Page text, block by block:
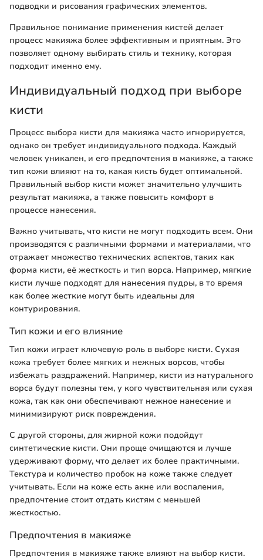
подводки и рисования графических элементов.
Правильное понимание применения кистей делает
процесс макияжа более эффективным и приятным. Это
позволяет одному выбирать стиль и технику, которая
подходит именно ему.
Индивидуальный подход при выборе
кисти
Процесс выбора кисти для макияжа часто игнорируется,
однако он требует индивидуального подхода. Каждый
человек уникален, и его предпочтения в макияже, а также
тип кожи влияют на то, какая кисть будет оптимальной.
Правильный выбор кисти может значительно улучшить
результат макияжа, а также повысить комфорт в
процессе нанесения.
Важно учитывать, что кисти не могут подходить всем. Они
производятся с различными формами и материалами, что
отражает множество технических аспектов, таких как
форма кисти, её жесткость и тип ворса. Например, мягкие
кисти лучше подходят для нанесения пудры, в то время
как более жесткие могут быть идеальны для
контурирования.
Тип кожи и его влияние
Тип кожи играет ключевую роль в выборе кисти. Сухая
кожа требует более мягких и нежных ворсов, чтобы
избежать раздражений. Например, кисти из натурального
ворса будут полезны тем, у кого чувствительная или сухая
кожа, так как они обеспечивают нежное нанесение и
минимизируют риск повреждения.
С другой стороны, для жирной кожи подойдут
синтетические кисти. Они проще очищаются и лучше
удерживают форму, что делает их более практичными.
Текстура и количество пробок на коже также следует
учитывать. Если на коже есть акне или воспаления,
предпочтение стоит отдать кистям с меньшей
жесткостью.
Предпочтения в макияже
Предпочтения в макияже также влияют на выбор кисти.